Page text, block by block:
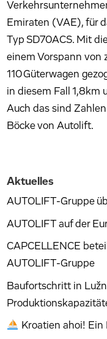
Emiraten (VAE), für
Typ SD70ACS. Mit
einem Vorspann von
110 Güterwagen
in diesem Fall 1,8km
Auch das sind
Böcke von Autolift.
Aktuelles
AUTOLIFT-Gruppe
AUTOLIFT auf der
CAPCELLENCE
AUTOLIFT-Gruppe
Baufortschritt in
Kroatien ahoi!